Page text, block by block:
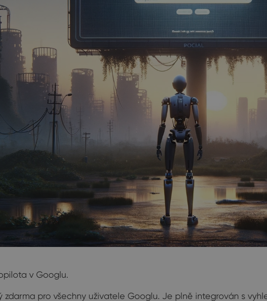
v Googlu.
zdarma pro všechny uživatele Googlu. Je plně integrován s